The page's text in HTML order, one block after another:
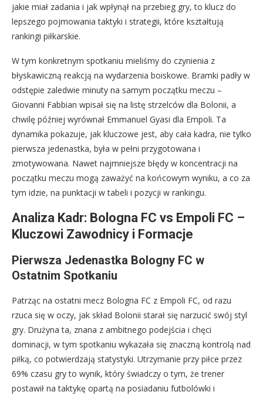
jakie miał zadania i jak wpłynął na przebieg gry, to klucz do
lepszego pojmowania taktyki i strategii, które kształtują
rankingi piłkarskie.
W tym konkretnym spotkaniu mieliśmy do czynienia z
błyskawiczną reakcją na wydarzenia boiskowe. Bramki padły w
odstępie zaledwie minuty na samym początku meczu –
Giovanni Fabbian wpisał się na listę strzelców dla Bolonii, a
chwilę później wyrównał Emmanuel Gyasi dla Empoli. Ta
dynamika pokazuje, jak kluczowe jest, aby cała kadra, nie tylko
pierwsza jedenastka, była w pełni przygotowana i
zmotywowana. Nawet najmniejsze błędy w koncentracji na
początku meczu mogą zaważyć na końcowym wyniku, a co za
tym idzie, na punktacji w tabeli i pozycji w rankingu.
Analiza Kadr: Bologna FC vs Empoli FC –
Kluczowi Zawodnicy i Formacje
Pierwsza Jedenastka Bologny FC w
Ostatnim Spotkaniu
Patrząc na ostatni mecz Bologna FC z Empoli FC, od razu
rzuca się w oczy, jak skład Bolonii starał się narzucić swój styl
gry. Drużyna ta, znana z ambitnego podejścia i chęci
dominacji, w tym spotkaniu wykazała się znaczną kontrolą nad
piłką, co potwierdzają statystyki. Utrzymanie przy piłce przez
69% czasu gry to wynik, który świadczy o tym, że trener
postawił na taktykę opartą na posiadaniu futbolówki i